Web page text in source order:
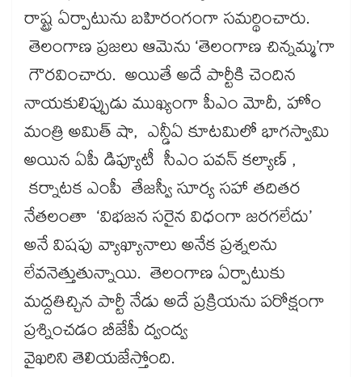
రాష్ట్ర ఏర్పాటును బహిరంగంగా సమర్థించారు.
తెలంగాణ ప్రజలు ఆమెను ‘తెలంగాణ చిన్నమ్మ’గా
గౌరవించారు. అయితే అదే పార్టీకి చెందిన
నాయకులిప్పుడు ముఖ్యంగా పీఎం మోదీ, హోం
మంత్రి అమిత్ షా, ఎన్డీఏ కూటమిలో భాగస్వామి
అయిన ఏపీ డిప్యూటీ సీఎం పవన్ కల్యాణ్ ,
కర్నాటక ఎంపీ తేజస్వీ సూర్య సహా తదితర
నేతలంతా ‘విభజన సరైన విధంగా జరగలేదు’
అనే విషపు వ్యాఖ్యానాలు అనేక ప్రశ్నలను
లేవనెత్తుతున్నాయి. తెలంగాణ ఏర్పాటుకు
మద్దతిచ్చిన పార్టీ నేడు అదే ప్రక్రియను పరోక్షంగా
ప్రశ్నించడం బీజేపీ ద్వంద్వ
వైఖరిని తెలియజేస్తోంది.